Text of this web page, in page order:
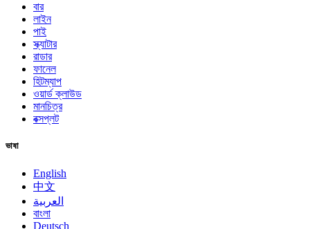
বার
লাইন
পাই
স্ক্যাটার
রাডার
ফানেল
হিটম্যাপ
ওয়ার্ড ক্লাউড
মানচিত্র
বক্সপ্লট
ভাষা
English
中文
العربية
বাংলা
Deutsch